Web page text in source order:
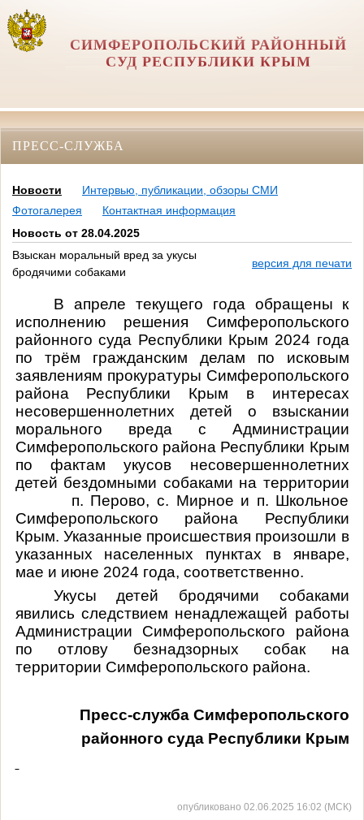
СИМФЕРОПОЛЬСКИЙ РАЙОННЫЙ
СУД РЕСПУБЛИКИ КРЫМ
ПРЕСС-СЛУЖБА
Новости
Интервью, публикации, обзоры СМИ
Фотогалерея
Контактная информация
Новость от 28.04.2025
Взыскан моральный вред за укусы
бродячими собаками
версия для печати
В апреле текущего года обращены к
исполнению решения Симферопольского
районного суда Республики Крым 2024 года
по трём гражданским делам по исковым
заявлениям прокуратуры Симферопольского
района Республики Крым в интересах
несовершеннолетних детей о взыскании
морального вреда с Администрации
Симферопольского района Республики Крым
по фактам укусов несовершеннолетних
детей бездомными собаками на территории
п. Перово, с. Мирное и п. Школьное
Симферопольского района Республики
Крым. Указанные происшествия произошли в
указанных населенных пунктах в январе,
мае и июне 2024 года, соответственно.
Укусы детей бродячими собаками
явились следствием ненадлежащей работы
Администрации Симферопольского района
по отлову безнадзорных собак на
территории Симферопольского района.
Пресс-служба Симферопольского
районного суда Республики Крым
опубликовано 02.06.2025 16:02 (МСК)